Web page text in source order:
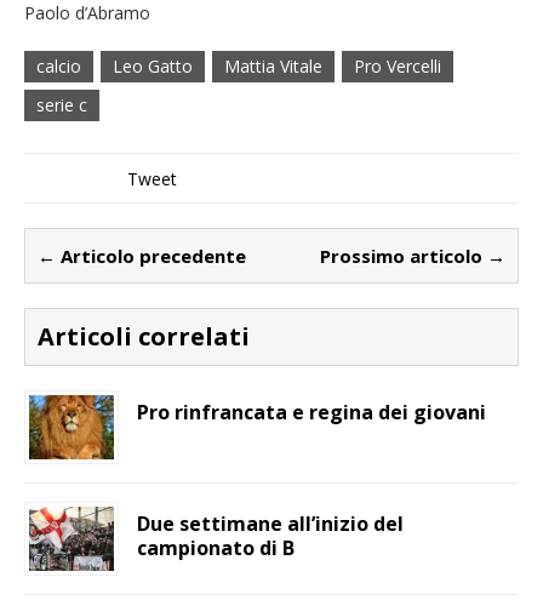
Paolo d’Abramo
calcio Leo Gatto Mattia Vitale
Pro Vercelli
serie c
Tweet
← Articolo precedente Prossimo articolo →
Articoli correlati
Pro rinfrancata e regina dei giovani
Due settimane all’inizio del
campionato di B